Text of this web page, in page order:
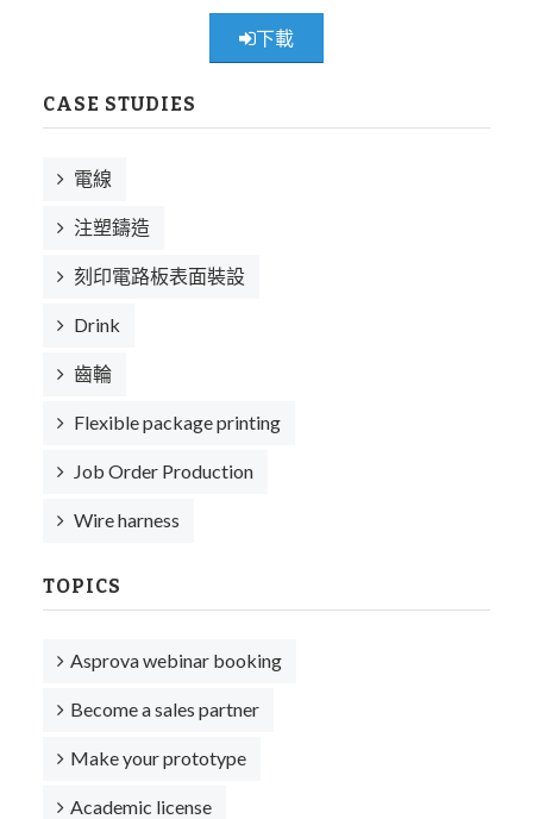
下載
CASE STUDIES
電線
注塑鑄造
刻印電路板表面裝設
Drink
齒輪
Flexible package printing
Job Order Production
Wire harness
TOPICS
Asprova webinar booking
Become a sales partner
Make your prototype
Academic license